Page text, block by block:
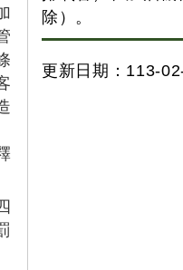
除）。
更新日期：113-